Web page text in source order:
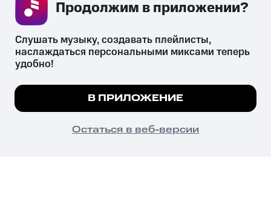
СКАЧАТЬ ПРИЛОЖЕНИЕ
психотропных веществ, их аналогов причиняет вред здоровью,
их незаконный оборот запрещён и влечёт установленную
законодательством ответственность.
© 2026 ООО «КИОН».
Все права защищены
Мы используем куки, чтобы на сайте все
Подробнее
ПОНЯТНО
Слушать музыку, создавать плейлисты,
наслаждаться персональными миксами теперь
удобно!
В ПРИЛОЖЕНИЕ
Остаться в веб-версии